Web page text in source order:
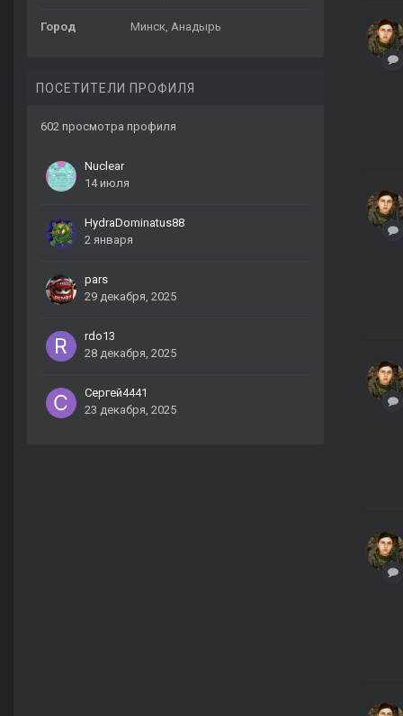
Город Минск, Анадырь
ПОСЕТИТЕЛИ ПРОФИЛЯ
602 просмотра профиля
Nuclear
14 июля
HydraDominatus88
2 января
pars
29 декабря, 2025
rdo13
28 декабря, 2025
Сергей4441
23 декабря, 2025